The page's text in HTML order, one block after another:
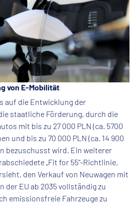
von E-Mobilität
auf die Entwicklung der
staatliche Förderung, durch die
mit bis zu 27 000 PLN (ca. 5700
und bis zu 70 000 PLN (ca. 14 900
bezuschusst wird. Ein weiterer
„Fit for 55“-Richtlinie,
den Verkauf von Neuwagen mit
der EU ab 2035 vollständig zu
emissionsfreie Fahrzeuge zu